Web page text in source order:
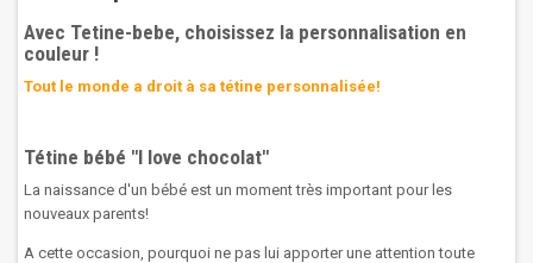
Avec Tetine-bebe, choisissez la personnalisation en
couleur !
Tout le monde a droit à sa tétine personnalisée!
Tétine bébé "I love chocolat"
La naissance d'un bébé est un moment très important pour les
nouveaux parents!
A cette occasion, pourquoi ne pas lui apporter une attention toute